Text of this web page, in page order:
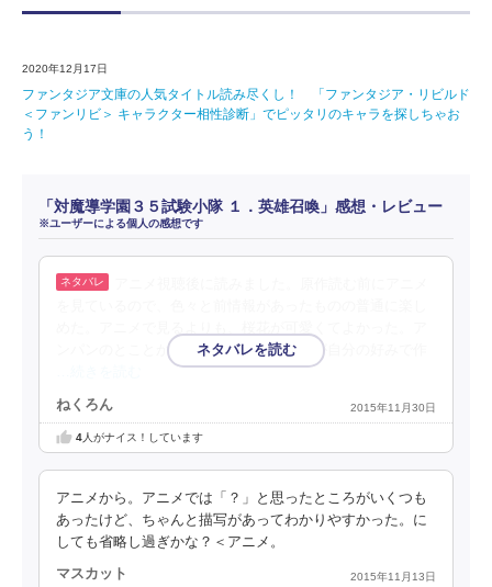
2020年12月17日
ファンタジア文庫の人気タイトル読み尽くし！ 「ファンタジア・リビルド
＜ファンリビ＞ キャラクター相性診断」でピッタリのキャラを探しちゃお
う！
「対魔導学園３５試験小隊 １．英雄召喚」感想・レビュー
※ユーザーによる個人の感想です
ンパンのとことか。あとはまあ、世界観が自分の好みで作
ねくろん 2015年11月30日
4人がナイス！しています
アニメから。アニメでは「？」と思ったところがいくつも
あったけど、ちゃんと描写があってわかりやすかった。に
しても省略し過ぎかな？＜アニメ。
マスカット 2015年11月13日